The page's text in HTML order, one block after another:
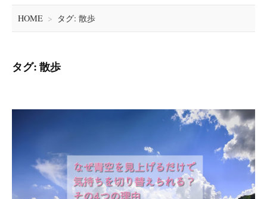
索
HOME > タグ: 散歩
タグ: 散歩